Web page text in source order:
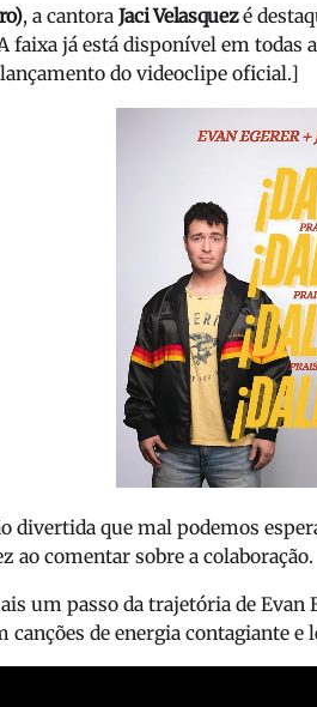
, a cantora Jaci Velasquezé
faixa já está disponível em todas
do videoclipe oficial.]
divertida que mal podemos
ao comentar sobre a colaboração.
um passo da trajetória de Evan
de energia contagiante e